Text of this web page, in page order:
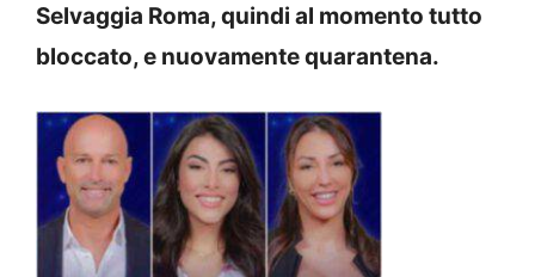
Selvaggia Roma, quindi al momento tutto
bloccato, e nuovamente quarantena.